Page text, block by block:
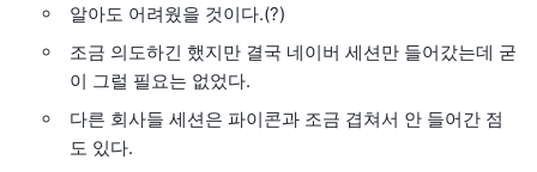
알아도 어려웠을 것이다.(?)
조금 의도하긴 했지만 결국 네이버 세션만 들어갔는데 굳
이 그럴 필요는 없었다.
다른 회사들 세션은 파이콘과 조금 겹쳐서 안 들어간 점
도 있다.